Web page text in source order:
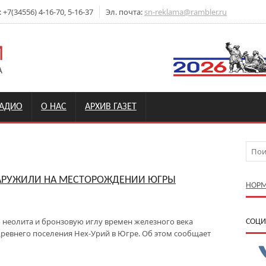
4-16-70, 5-16-37 Эл. почта: sn-reklama@rambler.ru
О НАС АРХИВ ГАЗЕТ
НА МЕСТОРОЖДЕНИИ ЮГРЫ
и бронзовую иглу времен железного века
поселения Нех-Урий в Югре. Об этом сообщает